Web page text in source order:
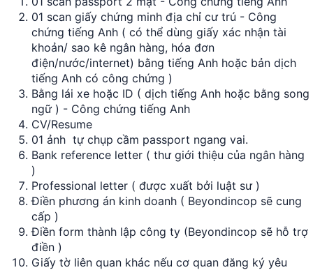
01 scan giấy chứng minh địa chỉ cư trú - Công
chứng tiếng Anh ( có thể dùng giấy xác nhận tài
khoản/ sao kê ngân hàng, hóa đơn
điện/nước/internet) bằng tiếng Anh hoặc bản dịch
tiếng Anh có công chứng )
Bằng lái xe hoặc ID ( dịch tiếng Anh hoặc bằng song
ngữ ) - Công chứng tiếng Anh
CV/Resume
01 ảnh tự chụp cầm passport ngang vai.
Bank reference letter ( thư giới thiệu của ngân hàng
)
Professional letter ( được xuất bởi luật sư )
Điền phương án kinh doanh ( Beyondincop sẽ cung
cấp )
Điền form thành lập công ty (Beyondincop sẽ hỗ trợ
điền )
Giấy tờ liên quan khác nếu cơ quan đăng ký yêu